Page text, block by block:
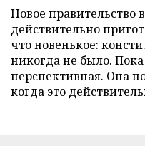
Новое правительство
действительно
что новенькое:
никогда не было.
перспективная. Она
когда это